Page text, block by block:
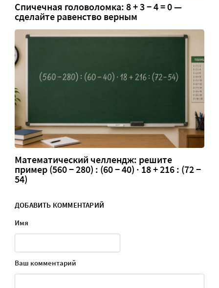
Спичечная головоломка: 8 + 3 − 4 = 0 —
сделайте равенство верным
Математический челлендж: решите
пример (560 − 280) : (60 − 40) · 18 + 216 : (72 −
54)
ДОБАВИТЬ КОММЕНТАРИЙ
Имя
Ваш комментарий